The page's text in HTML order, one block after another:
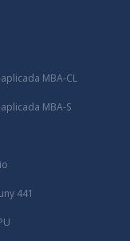
MBA-CL
MBA-S
441